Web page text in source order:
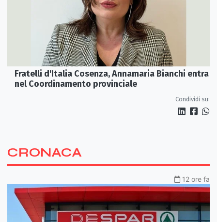
Fratelli d'Italia Cosenza, Annamaria Bianchi entra
nel Coordinamento provinciale
Condividi su:
CRONACA
12 ore fa